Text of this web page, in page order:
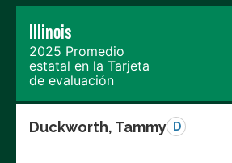
Illinois
2025 Promedio
estatal en la Tarjeta
de evaluación
Duckworth, Tammy D